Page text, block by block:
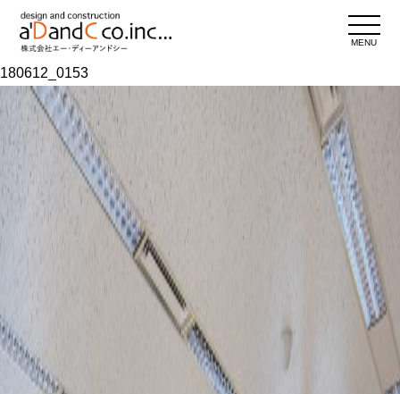
MENU
180612_0153